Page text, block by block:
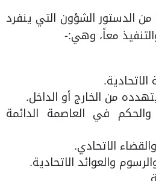
تحدد المادة (120( من الدستور الشؤون التي ينفرد
معاً، وهي:-
من الخارج أو الداخل.
في العاصمة الدائمة
الاتحادي.
والعوائد الاتحادية.